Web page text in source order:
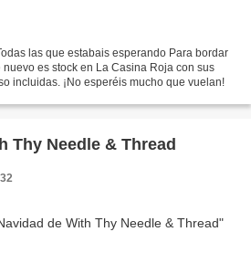
las que estabais esperando Para bordar
es stock en La Casina Roja con sus
incluidas. ¡No esperéis mucho que vuelan!
Thy Needle & Thread